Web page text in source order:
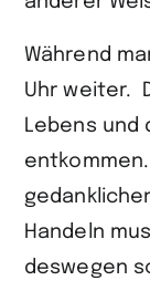
Während
Uhr weiter.
Lebens und
Handeln
deswegen